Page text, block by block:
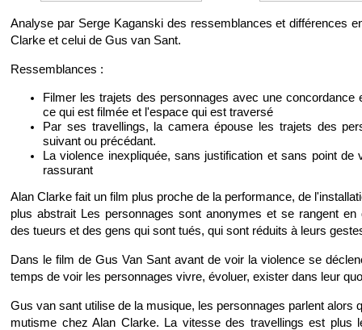
Analyse par Serge Kaganski des ressemblances et différences
Clarke et celui de Gus van Sant.
Ressemblances :
Filmer les trajets des personnages avec une concordance
ce qui est filmée et l'espace qui est traversé
Par ses travellings, la camera épouse les trajets des
suivant ou précédant.
La violence inexpliquée, sans justification et sans point de
rassurant
Alan Clarke fait un film plus proche de la performance, de
plus abstrait Les personnages sont anonymes et se rangent en
des tueurs et des gens qui sont tués, qui sont réduits à leurs
Dans le film de Gus Van Sant avant de voir la violence se
temps de voir les personnages vivre, évoluer, exister dans leur
Gus van sant utilise de la musique, les personnages parlent alors
mutisme chez Alan Clarke. La vitesse des travellings est plus